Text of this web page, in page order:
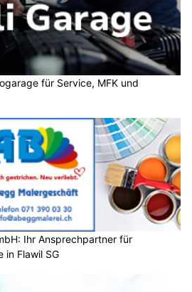
für Service, MFK und
Ihr Ansprechpartner für
in Flawil SG